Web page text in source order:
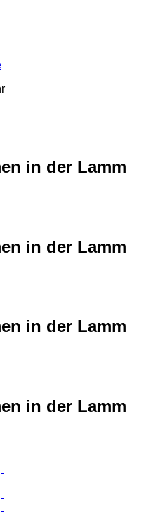
in der Lamm
in der Lamm
in der Lamm
in der Lamm